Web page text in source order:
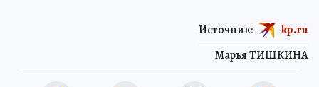
Марья ТИШКИНА
Источник: kp.ru